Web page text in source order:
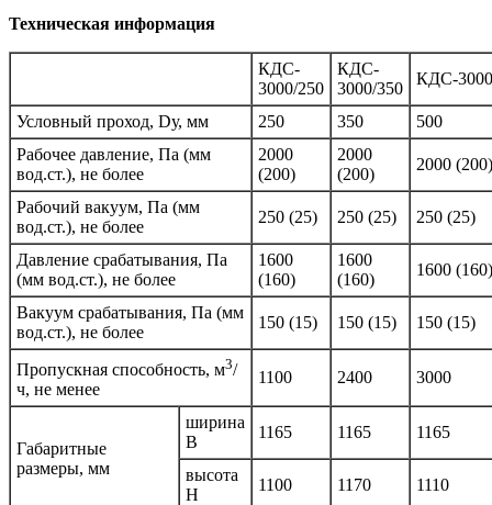
Техническая информация
КДC-
3000/250
КДC-
3000/350
КДС-
Условный проход, Dу, мм 250 350
500
Рабочее давление, Па (мм
вод.ст.), не более
2000
(200)
2000
(200)
2000 (200)
Рабочий вакуум, Па (мм
вод.ст.), не более
250 (25) 250 (25) 250 (25)
Давление срабатывания, Па
(мм вод.ст.), не более
1600
(160)
1600
(160)
1600 (160)
Вакуум срабатывания, Па (мм
вод.ст.), не более
150 (15) 150 (15) 150 (15)
Пропускная способность, м3/
ч, не менее
1100 2400 3000
Габаритные
размеры, мм
ширина
B
1165 1165 1165
высота
H
1100 1170 1110